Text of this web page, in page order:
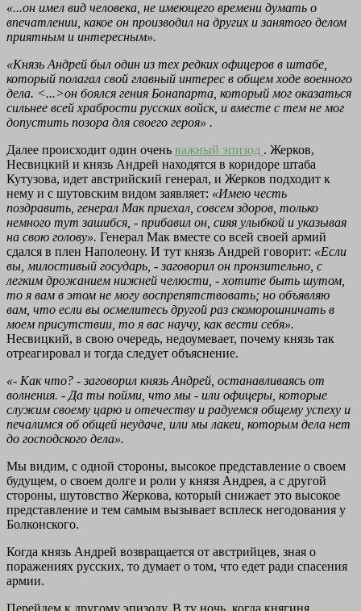
«...он имел вид человека, не имеющего времени думать о
впечатлении, какое он производил на других и занятого делом
приятным и интересным».
«Князь Андрей был один из тех редких офицеров в штабе,
который полагал свой главный интерес в общем ходе военного
дела. <...>он боялся гения Бонапарта, который мог оказаться
сильнее всей храбрости русских войск, и вместе с тем не мог
допустить позора для своего героя» .
Далее происходит один очень важный эпизод . Жерков,
Несвицкий и князь Андрей находятся в коридоре штаба
Кутузова, идет австрийский генерал, и Жерков подходит к
нему и с шутовским видом заявляет: «Имею честь
поздравить, генерал Мак приехал, совсем здоров, только
немного тут зашибся, - прибавил он, сияя улыбкой и указывая
на свою голову». Генерал Мак вместе со всей своей армий
сдался в плен Наполеону. И тут князь Андрей говорит: «Если
вы, милостивый государь, - заговорил он пронзительно, с
легким дрожанием нижней челюсти, - хотите быть шутом,
то я вам в этом не могу воспрепятствовать; но объявляю
вам, что если вы осмелитесь другой раз скоморошничать в
моем присутствии, то я вас научу, как вести себя».
Несвицкий, в свою очередь, недоумевает, почему князь так
отреагировал и тогда следует объяснение.
«- Как что? - заговорил князь Андрей, останавливаясь от
волнения. - Да ты пойми, что мы - или офицеры, которые
служим своему царю и отечеству и радуемся общему успеху и
печалимся об общей неудаче, или мы лакеи, которым дела нет
до господского дела».
Мы видим, с одной стороны, высокое представление о своем
будущем, о своем долге и роли у князя Андрея, а с другой
стороны, шутовство Жеркова, который снижает это высокое
представление и тем самым вызывает всплеск негодования у
Болконского.
Когда князь Андрей возвращается от австрийцев, зная о
поражениях русских, то думает о том, что едет ради спасения
армии.
Перейдем к другому эпизоду. В ту ночь, когда княгиня